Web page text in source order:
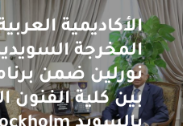
الأكاديمية
المخرجة
نورلين ضمن
بين كلية الفنون